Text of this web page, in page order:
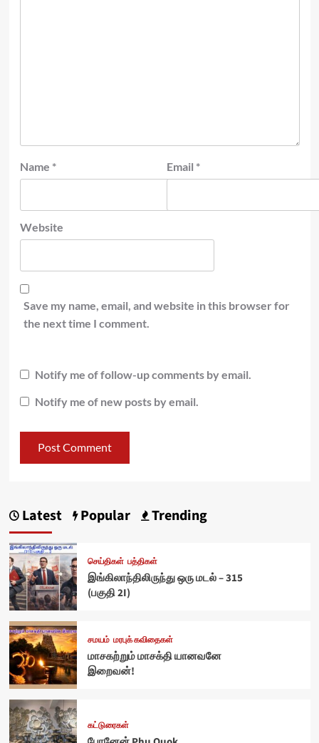
Name * Email *
Website
Save my name, email, and website in this browser for
the next time I comment.
Notify me of follow-up comments by email.
Notify me of new posts by email.
Latest Popular Trending
செய்திகள் பத்திகள்
இங்கிலாந்திலிருந்து ஒரு மடல் – 315
(பகுதி 2I)
சமயம் மரபுக் கவிதைகள்
மாசகற்றும் மாசக்தி யானவனே
இறைவன்!
கட்டுரைகள்